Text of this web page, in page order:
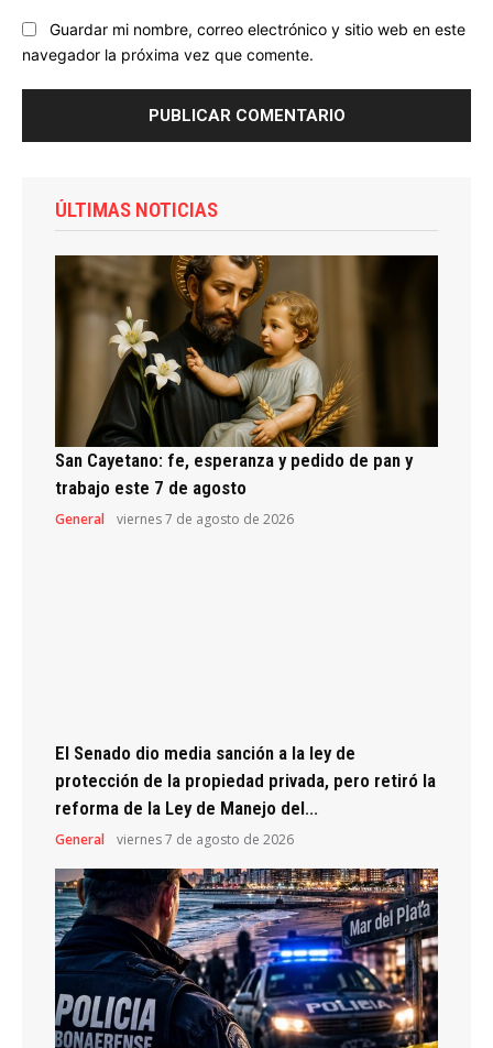
Guardar mi nombre, correo electrónico y sitio web en este
navegador la próxima vez que comente.
ÚLTIMAS NOTICIAS
San Cayetano: fe, esperanza y pedido de pan y
trabajo este 7 de agosto
General viernes 7 de agosto de 2026
El Senado dio media sanción a la ley de
protección de la propiedad privada, pero retiró la
reforma de la Ley de Manejo del...
General viernes 7 de agosto de 2026